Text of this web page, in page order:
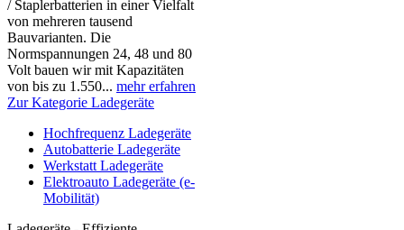
/ Staplerbatterien in einer Vielfalt
von mehreren tausend
Bauvarianten. Die
Normspannungen 24, 48 und 80
Volt bauen wir mit Kapazitäten
von bis zu 1.550... mehr erfahren
Zur Kategorie Ladegeräte
Hochfrequenz Ladegeräte
Autobatterie Ladegeräte
Werkstatt Ladegeräte
Elektroauto Ladegeräte (e-
Mobilität)